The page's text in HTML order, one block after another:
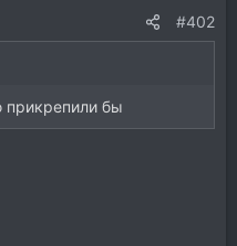
#402
прикрепили бы